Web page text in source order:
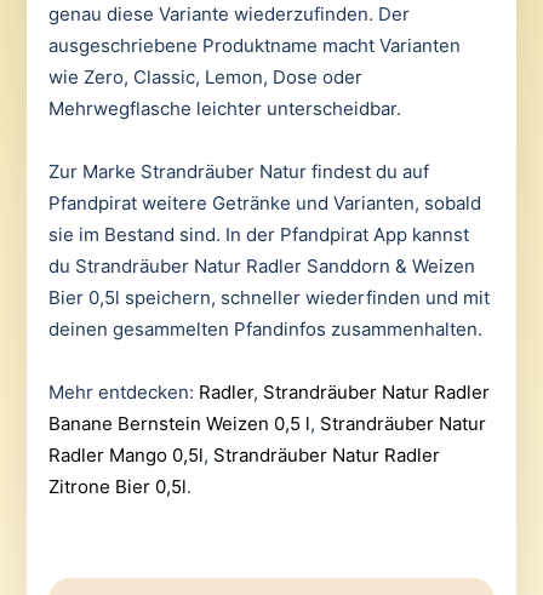
genau diese Variante wiederzufinden. Der
ausgeschriebene Produktname macht Varianten
wie Zero, Classic, Lemon, Dose oder
Mehrwegflasche leichter unterscheidbar.
Zur Marke Strandräuber Natur findest du auf
Pfandpirat weitere Getränke und Varianten, sobald
sie im Bestand sind. In der Pfandpirat App kannst
du Strandräuber Natur Radler Sanddorn & Weizen
Bier 0,5l speichern, schneller wiederfinden und mit
deinen gesammelten Pfandinfos zusammenhalten.
Mehr entdecken: Radler, Strandräuber Natur Radler
Banane Bernstein Weizen 0,5 l, Strandräuber Natur
Radler Mango 0,5l, Strandräuber Natur Radler
Zitrone Bier 0,5l.